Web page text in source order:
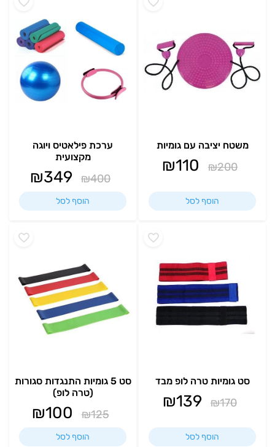
משטח יציבה עם גומיות
₪200
₪110
הוסף לסל
ערכת פילאטיס ויוגה
מקצועית
₪400
₪349
הוסף לסל
סט גומיות טרה לופ מבד
₪170
₪139
הוסף לסל
סט 5 גומיות התנגדות סגורות
(טרה לופ)
₪125
₪100
הוסף לסל